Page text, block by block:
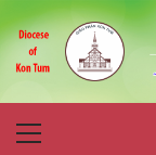
to
navigation
to
content
Menu